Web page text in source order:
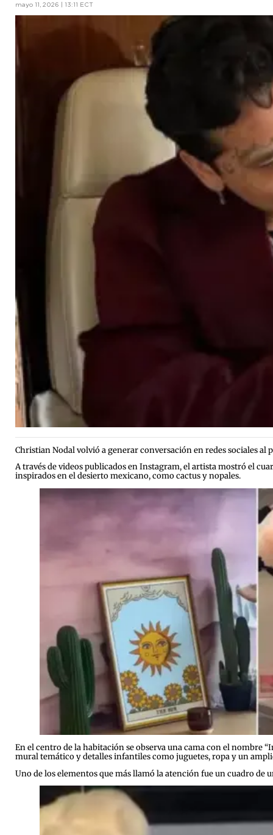
mayo 11, 2026 | 13:11 ECT
Christian Nodal volvió a generar conversación en redes sociales
A través de videos publicados en Instagram, el artista mostró el
inspirados en el desierto mexicano, como cactus y nopales.
En el centro de la habitación se observa una cama con el nombre
mural temático y detalles infantiles como juguetes, ropa y un
Uno de los elementos que más llamó la atención fue un cuadro de